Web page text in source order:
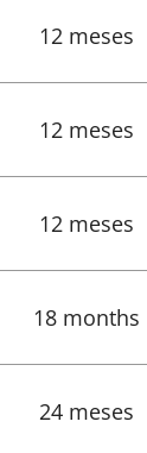
12 meses
12 meses
12 meses
18 months
24 meses